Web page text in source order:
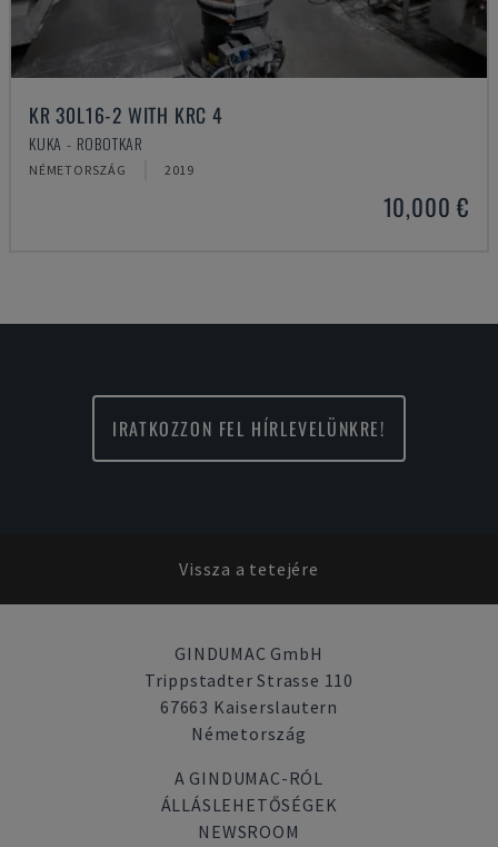
KR 30L16-2 WITH KRC 4
KUKA - ROBOTKAR
NÉMETORSZÁG 2019
10,000 €
IRATKOZZON FEL HÍRLEVELÜNKRE!
Vissza a tetejére
GINDUMAC GmbH
Trippstadter Strasse 110
67663 Kaiserslautern
Németország
A GINDUMAC-RÓL
ÁLLÁSLEHETŐSÉGEK
NEWSROOM